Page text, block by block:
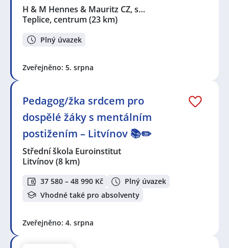
H & M Hennes & Mauritz CZ, s…
Teplice, centrum (23 km)
Plný úvazek
Zveřejněno: 5. srpna
Pedagog/žka srdcem pro
dospělé žáky s mentálním
postižením – Litvínov 📚✏️
Střední škola Euroinstitut
Litvínov(8 km)
37 580 – 48 990 Kč
Plný úvazek
Vhodné také pro absolventy
Zveřejněno: 4. srpna